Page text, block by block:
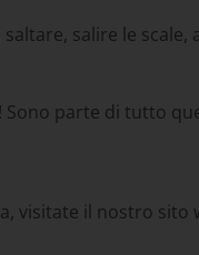
salire le
Sono parte di tutto
visitate il nostro sito